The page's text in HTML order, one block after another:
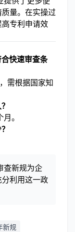
量。在实操过
专利申请效
快速审查条
需根据国家知
。
查新规为企
利用这一政
新规